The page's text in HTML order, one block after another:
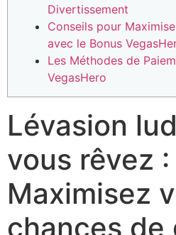
Divertissement
Conseils pour
avec le Bonus
Les Méthodes de
VegasHero
Lévasion
vous rêvez :
Maximisez
chances de